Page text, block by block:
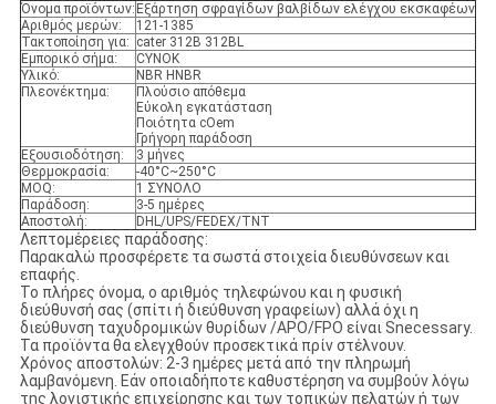
Όνομα προϊόντων: Εξάρτηση σφραγίδων βαλβίδων ελέγχου εκσκαφέων
Αριθμός μερών:
121-1385
Τακτοποίηση για: cater 312B 312BL
Εμπορικό σήμα:
CYNOK
Υλικό:
NBR HNBR
Πλεονέκτημα:
Πλούσιο απόθεμα
Εύκολη εγκατάσταση
Ποιότητα cOem
Γρήγορη παράδοση
Εξουσιοδότηση:
3 μήνες
Θερμοκρασία:
-40°C~250°C
MOQ:
1 ΣΥΝΟΛΟ
Παράδοση:
3-5 ημέρες
Αποστολή:
DHL/UPS/FEDEX/TNT
Λεπτομέρειες παράδοσης:
Παρακαλώ προσφέρετε τα σωστά στοιχεία διευθύνσεων και
επαφής.
Το πλήρες όνομα, ο αριθμός τηλεφώνου και η φυσική
διεύθυνσή σας (σπίτι ή διεύθυνση γραφείων) αλλά όχι η
διεύθυνση ταχυδρομικών θυρίδων /APO/FPO είναι Snecessary.
Τα προϊόντα θα ελεγχθούν προσεκτικά πρίν στέλνουν.
Χρόνος αποστολών: 2-3 ημέρες μετά από την πληρωμή
λαμβανόμενη. Εάν οποιαδήποτε καθυστέρηση να συμβούν λόγω
της λογιστικής επιχείρησης και των τοπικών πελατών ή των